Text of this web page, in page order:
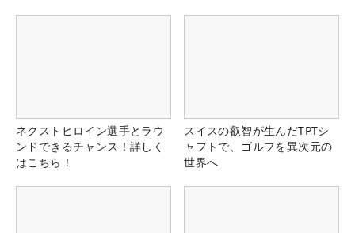
ネクストヒロイン選手とラウ
ンドできるチャンス！詳しく
はこちら！
スイスの叡智が生んだTPTシ
ャフトで、ゴルフを異次元の
世界へ